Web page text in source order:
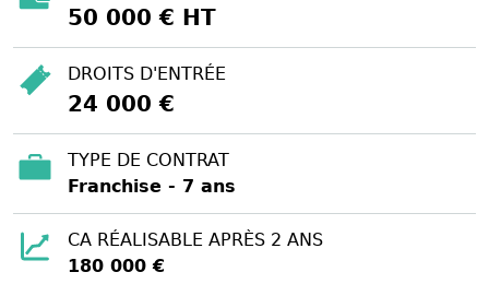
50 000 € HT
DROITS D'ENTRÉE
24 000 €
TYPE DE CONTRAT
Franchise - 7 ans
CA RÉALISABLE APRÈS 2 ANS
180 000 €